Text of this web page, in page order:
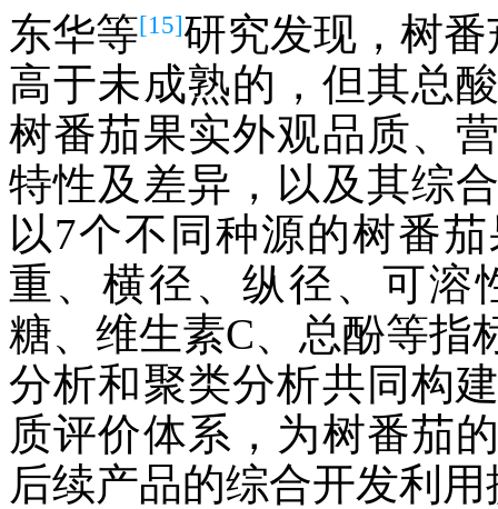
东华等[15]研究发现，树
高于未成熟的，但其总
树番茄果实外观品质、
特性及差异，以及其综
以7个不同种源的树番
重、横径、纵径、可溶
糖、维生素C、总酚等指
分析和聚类分析共同构
质评价体系，为树番茄
后续产品的综合开发利